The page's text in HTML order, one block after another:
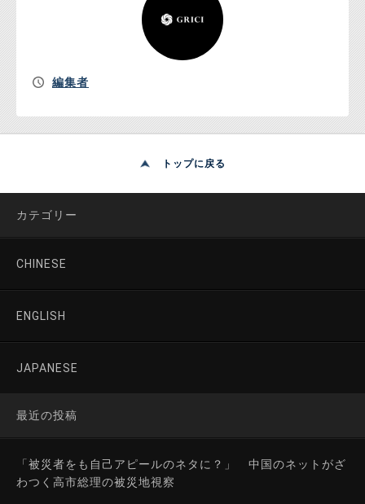
編集者
トップに戻る
カテゴリー
CHINESE
ENGLISH
JAPANESE
最近の投稿
「被災者をも自己アピールのネタに？」 中国のネットがざ
わつく高市総理の被災地視察